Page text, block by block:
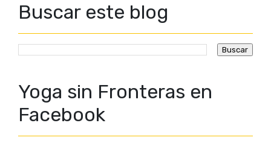
Buscar este blog
Yoga sin Fronteras en
Facebook